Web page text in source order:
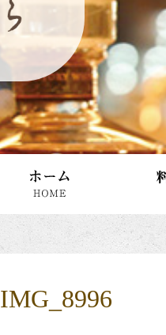
IMG_8996